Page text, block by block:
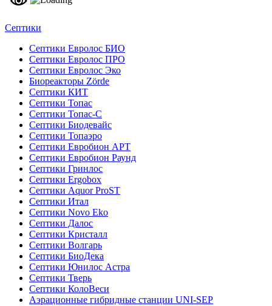
Септики
Септики Евролос БИО
Септики Евролос ПРО
Септики Евролос Эко
Биореакторы Zörde
Септики КИТ
Септики Топас
Септики Топас-С
Септики Биодевайс
Септики Топаэро
Септики Евробион АРТ
Септики Евробион Раунд
Септики Гринлос
Септики Ergobox
Септики Aquor ProST
Септики Итал
Септики Novo Eko
Септики Далос
Септики Кристалл
Септики Волгарь
Септики БиоДека
Септики Юнилос Астра
Септики Тверь
Септики КолоВеси
Аэрационные гибридные станции UNI-SEP